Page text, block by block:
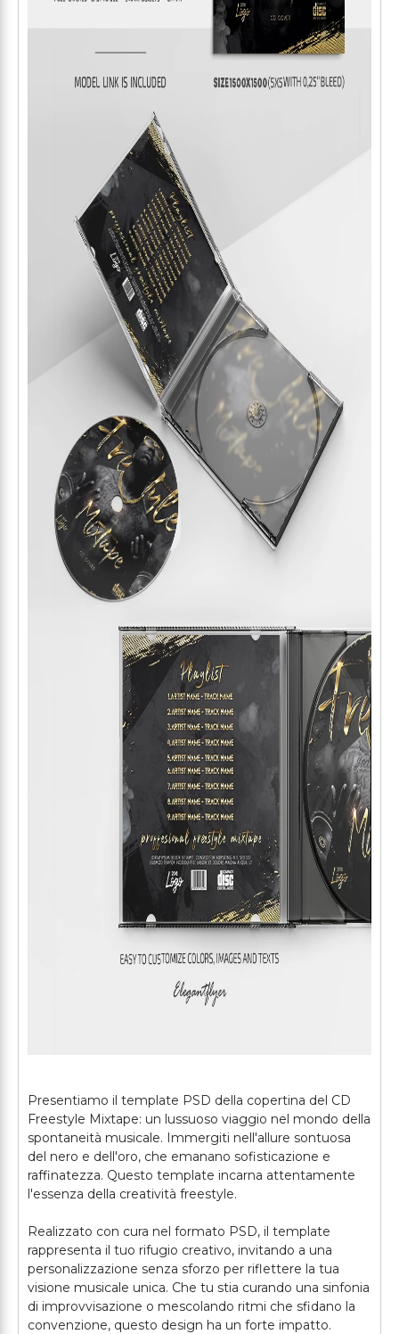
Presentiamo il template PSD della copertina del CD
Freestyle Mixtape: un lussuoso viaggio nel mondo della
spontaneità musicale. Immergiti nell'allure sontuosa
del nero e dell'oro, che emanano sofisticazione e
raffinatezza. Questo template incarna attentamente
l'essenza della creatività freestyle.
Realizzato con cura nel formato PSD, il template
rappresenta il tuo rifugio creativo, invitando a una
personalizzazione senza sforzo per riflettere la tua
visione musicale unica. Che tu stia curando una sinfonia
di improvvisazione o mescolando ritmi che sfidano la
convenzione, questo design ha un forte impatto.